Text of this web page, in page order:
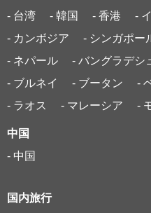
- 台湾
- 韓国 - 香港 -
- カンボジア
- シンガポー
- ネパール
- バングラデシ
- ブルネイ
- ブータン -
- ラオス
- マレーシア -
中国
- 中国
国内旅行